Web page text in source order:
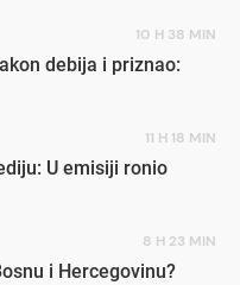
10 H 38 MIN
debija i priznao:
11 H 18 MIN
U emisiji ronio
8 H 23 MIN
i Hercegovinu?